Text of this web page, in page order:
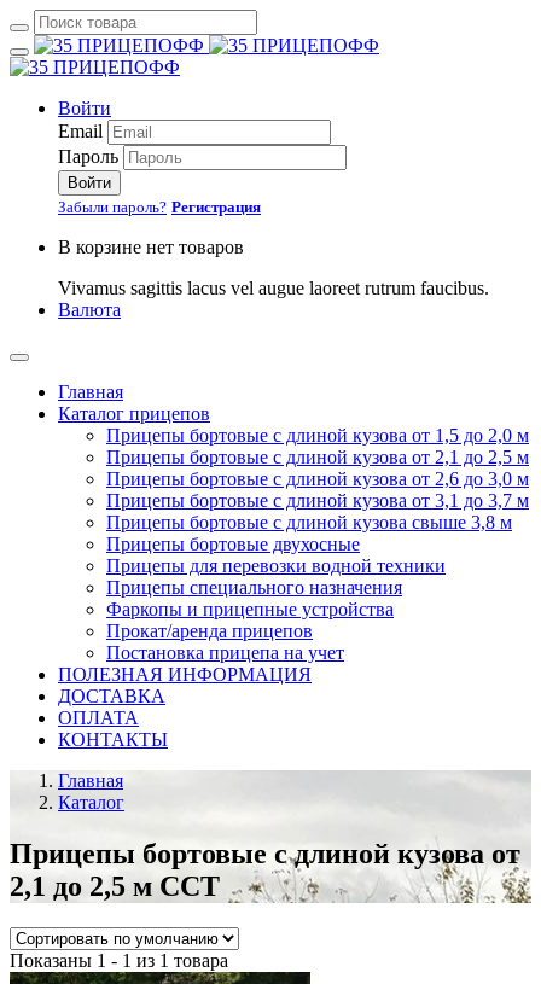
Войти
Email
Пароль
Войти
Забыли пароль? Регистрация
В корзине нет товаров
Vivamus sagittis lacus vel augue laoreet rutrum faucibus.
Валюта
Главная
Каталог прицепов
Прицепы бортовые с длиной кузова от 1,5 до 2,0 м
Прицепы бортовые с длиной кузова от 2,1 до 2,5 м
Прицепы бортовые с длиной кузова от 2,6 до 3,0 м
Прицепы бортовые с длиной кузова от 3,1 до 3,7 м
Прицепы бортовые с длиной кузова свыше 3,8 м
Прицепы бортовые двухосные
Прицепы для перевозки водной техники
Прицепы специального назначения
Фаркопы и прицепные устройства
Прокат/аренда прицепов
Постановка прицепа на учет
ПОЛЕЗНАЯ ИНФОРМАЦИЯ
ДОСТАВКА
ОПЛАТА
КОНТАКТЫ
Главная
Каталог
Прицепы бортовые с длиной кузова от
2,1 до 2,5 м ССТ
Показаны 1 - 1 из 1 товара